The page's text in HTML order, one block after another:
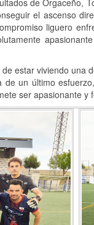
de Orgaceño,
el ascenso
liguero
estar viviendo
de un último
ser apasionante